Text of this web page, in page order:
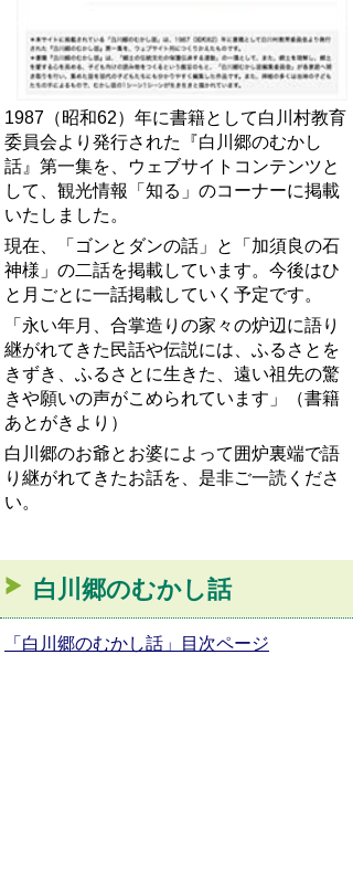
1987（昭和62）年に書籍として白川村教育
委員会より発行された『白川郷のむかし
話』第一集を、ウェブサイトコンテンツと
して、観光情報「知る」のコーナーに掲載
いたしました。
現在、「ゴンとダンの話」と「加須良の石
神様」の二話を掲載しています。今後はひ
と月ごとに一話掲載していく予定です。
「永い年月、合掌造りの家々の炉辺に語り
継がれてきた民話や伝説には、ふるさとを
きずき、ふるさとに生きた、遠い祖先の驚
きや願いの声がこめられています」（書籍
あとがきより）
白川郷のお爺とお婆によって囲炉裏端で語
り継がれてきたお話を、是非ご一読くださ
い。
白川郷のむかし話
「白川郷のむかし話」目次ページ